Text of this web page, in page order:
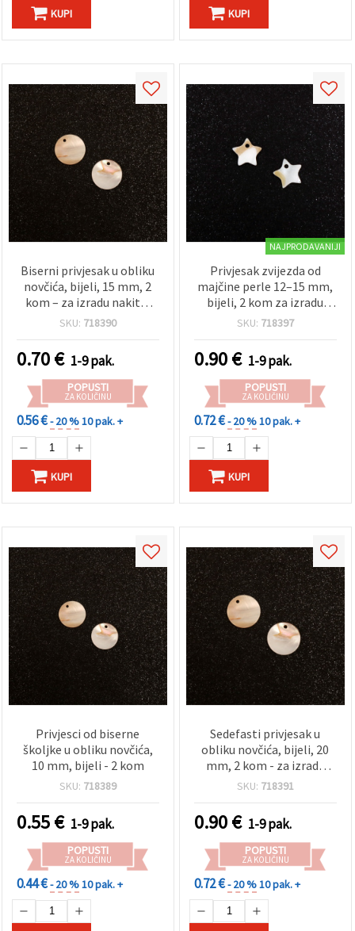
PostavkeKUPI KUPI
Biserni privjesak u obliku
novčića, bijeli, 15 mm, 2
kom – za izradu nakita,
hobi i kućni dekor
SKU: 718390
0.70€ 1-9 pak.
POPUSTI
ZA KOLIČINU
0.56 €- 20 %10 pak. +
KUPI
NAJPRODAVANIJI
Privjesak zvijezda od
majčine perle 12–15 mm,
bijeli, 2 kom za izradu
nakita
SKU: 718397
0.90€ 1-9 pak.
POPUSTI
ZA KOLIČINU
0.72 €- 20 %10 pak. +
KUPI
Privjesci od biserne
školjke u obliku novčića,
10 mm, bijeli - 2 kom
SKU: 718389
0.55€ 1-9 pak.
POPUSTI
ZA KOLIČINU
0.44 €- 20 %10 pak. +
Sedefasti privjesak u
obliku novčića, bijeli, 20
mm, 2 kom - za izradu
nakita, dodatke i ukrase
SKU: 718391
0.90€ 1-9 pak.
POPUSTI
ZA KOLIČINU
0.72 €- 20 %10 pak. +